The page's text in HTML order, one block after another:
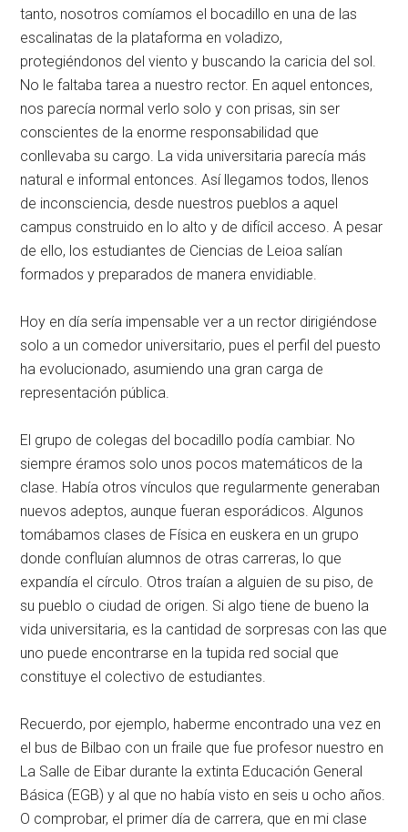
tanto, nosotros comíamos el bocadillo en una de las
escalinatas de la plataforma en voladizo,
protegiéndonos del viento y buscando la caricia del sol.
No le faltaba tarea a nuestro rector. En aquel entonces,
nos parecía normal verlo solo y con prisas, sin ser
conscientes de la enorme responsabilidad que
conllevaba su cargo. La vida universitaria parecía más
natural e informal entonces. Así llegamos todos, llenos
de inconsciencia, desde nuestros pueblos a aquel
campus construido en lo alto y de difícil acceso. A pesar
de ello, los estudiantes de Ciencias de Leioa salían
formados y preparados de manera envidiable.
Hoy en día sería impensable ver a un rector dirigiéndose
solo a un comedor universitario, pues el perfil del puesto
ha evolucionado, asumiendo una gran carga de
representación pública.
El grupo de colegas del bocadillo podía cambiar. No
siempre éramos solo unos pocos matemáticos de la
clase. Había otros vínculos que regularmente generaban
nuevos adeptos, aunque fueran esporádicos. Algunos
tomábamos clases de Física en euskera en un grupo
donde confluían alumnos de otras carreras, lo que
expandía el círculo. Otros traían a alguien de su piso, de
su pueblo o ciudad de origen. Si algo tiene de bueno la
vida universitaria, es la cantidad de sorpresas con las que
uno puede encontrarse en la tupida red social que
constituye el colectivo de estudiantes.
Recuerdo, por ejemplo, haberme encontrado una vez en
el bus de Bilbao con un fraile que fue profesor nuestro en
La Salle de Eibar durante la extinta Educación General
Básica (EGB) y al que no había visto en seis u ocho años.
O comprobar, el primer día de carrera, que en mi clase